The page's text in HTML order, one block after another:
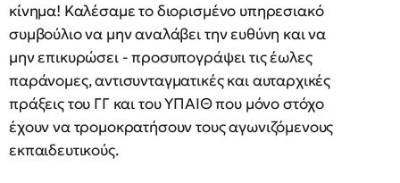
κίνημα! Καλέσαμε το διορισμένο υπηρεσιακό
συμβούλιο να μην αναλάβει την ευθύνη και να
μην επικυρώσει - προσυπογράψει τις έωλες
παράνομες, αντισυνταγματικές και αυταρχικές
πράξεις του ΓΓ και του ΥΠΑΙΘ που μόνο στόχο
έχουν να τρομοκρατήσουν τους αγωνιζόμενους
εκπαιδευτικούς.